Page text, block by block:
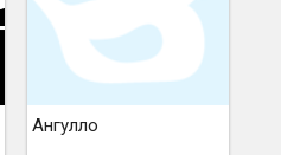
Ангулло